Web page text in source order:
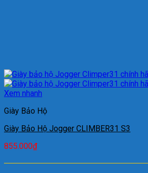
Xem nhanh
Giày Bảo Hộ
Giày Bảo Hộ Jogger CLIMBER31 S3
855.000₫